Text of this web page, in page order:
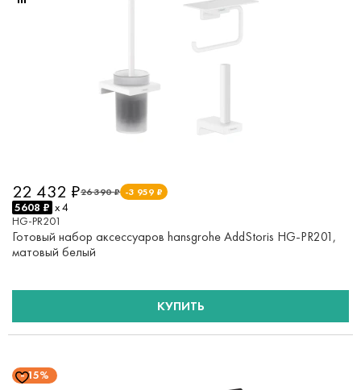
26 390 ₽ -3 959 ₽
22 432 ₽
5608 ₽ x 4
HG-PR201
Готовый набор аксессуаров hansgrohe AddStoris HG-PR201,
матовый белый
КУПИТЬ
15%